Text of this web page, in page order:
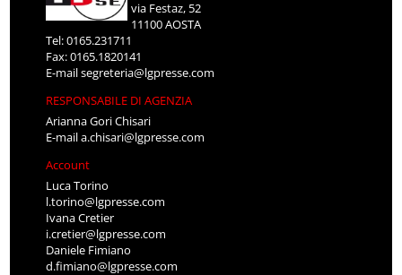
via Festaz, 52
11100 AOSTA
Tel: 0165.231711
Fax: 0165.1820141
E-mailsegreteria@lgpresse.com
RESPONSABILE DI AGENZIA
Arianna Gori Chisari
E-maila.chisari@lgpresse.com
Account
Luca Torino
l.torino@lgpresse.com
Ivana Cretier
i.cretier@lgpresse.com
Daniele Fimiano
d.fimiano@lgpresse.com